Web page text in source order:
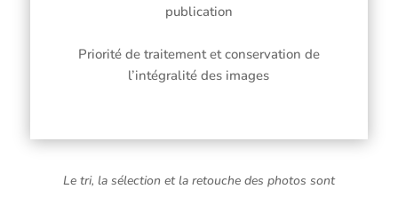
publication
Priorité de traitement et conservation de
l’intégralité des images
Le tri, la sélection et la retouche des photos sont